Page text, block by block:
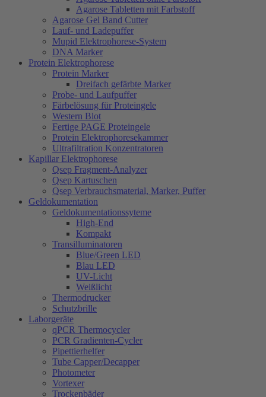
Agarose Tabletten mit Farbstoff
Agarose Gel Band Cutter
Lauf- und Ladepuffer
Mupid Elektrophorese-System
DNA Marker
Protein Elektrophorese
Protein Marker
Dreifach gefärbte Marker
Probe- und Laufpuffer
Färbelösung für Proteingele
Western Blot
Fertige PAGE Proteingele
Protein Elektrophoresekammer
Ultrafiltration Konzentratoren
Kapillar Elektrophorese
Qsep Fragment-Analyzer
Qsep Kartuschen
Qsep Verbrauchsmaterial, Marker, Puffer
Geldokumentation
Geldokumentationssyteme
High-End
Kompakt
Transilluminatoren
Blue/Green LED
Blau LED
UV-Licht
Weißlicht
Thermodrucker
Schutzbrille
Laborgeräte
qPCR Thermocycler
PCR Gradienten-Cycler
Pipettierhelfer
Tube Capper/Decapper
Photometer
Vortexer
Trockenbäder